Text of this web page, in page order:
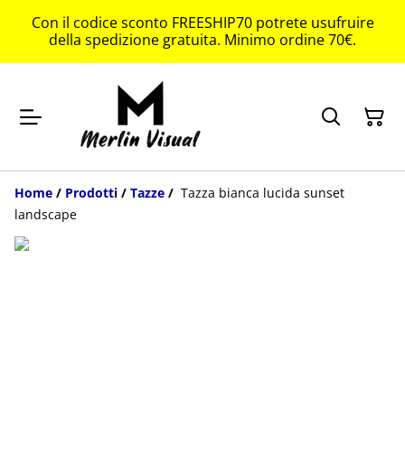
Con il codice sconto FREESHIP70 potrete usufruire
della spedizione gratuita. Minimo ordine 70€.
Home / Prodotti / Tazze / Tazza bianca lucida sunset
landscape